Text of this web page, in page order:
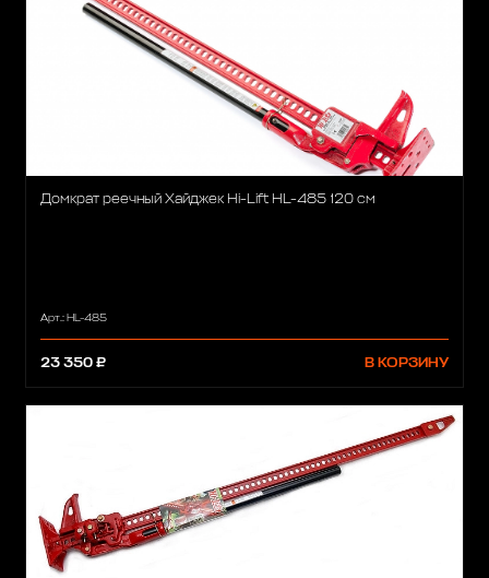
Домкрат реечный Хайджек Hi-Lift HL-485 120 см
Арт.: HL-485
23 350 ₽ В КОРЗИНУ